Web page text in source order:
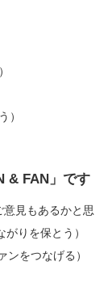
）
& FAN」です
見もあるかと思
りを保とう）
をつなげる）